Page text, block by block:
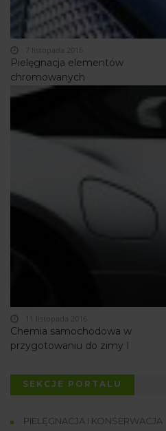
Pielęgnacja elementów
chromowanych
7 listopada 2016
Chemia samochodowa w
przygotowaniu do zimy I
11 listopada 2016
SEKCJE PORTALU
PIELĘGNACJA I KONSERWACJA